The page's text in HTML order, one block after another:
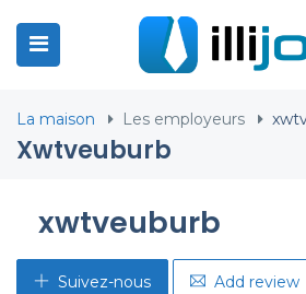
La maison Les employeurs
Xwtveuburb
xwtveuburb
Suivez-nous Add review